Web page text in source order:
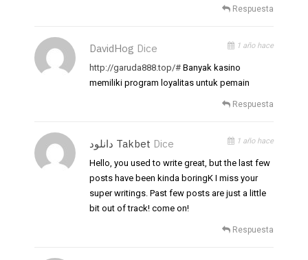
Respuesta
DavidHog Dice 1 año hace
http://garuda888.top/# Banyak kasino
memiliki program loyalitas untuk pemain
Respuesta
دانلود Takbet Dice 1 año hace
Hello, you used to write great, but the last few
posts have been kinda boringK I miss your
super writings. Past few posts are just a little
bit out of track! come on!
Respuesta